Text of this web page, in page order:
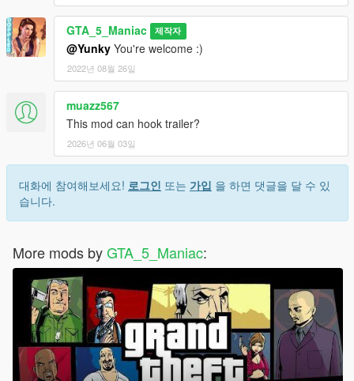
GTA_5_Maniac 제작자
@Yunky You're welcome :)
2022년 08월 26일
muazz567
This mod can hook trailer?
2026년 06월 03일
대화에 참여해보세요! 로그인 또는 가입 을 하면 댓글을 달 수 있
습니다.
More mods byGTA_5_Maniac: